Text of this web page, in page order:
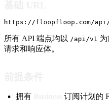
https://floopfloop.com/
所有 API 端点均以 /api/v1
请求和响应体。
拥有
订阅计划的